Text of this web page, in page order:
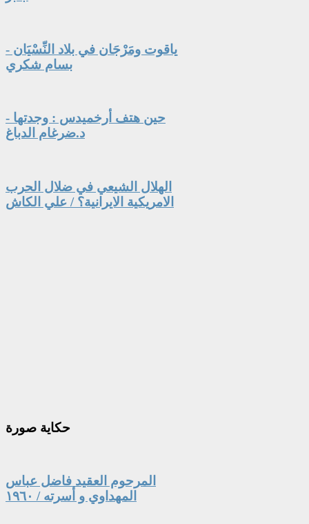
ياقوت ومَرْجَان في بلاد النِّسْيَان -
بسام شكري
حين هتف أرخميدس : وجدتها -
د.ضرغام الدباغ
الهلال الشيعي في ضلال الحرب
الامريكية الايرانية؟ / علي الكاش
حكاية صورة
المرحوم العقيد فاضل عباس
المهداوي و أسرته / ١٩٦٠